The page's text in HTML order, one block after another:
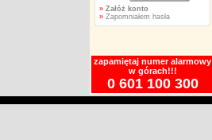
» Załóż konto
» Zapomniałem hasła
zapamiętaj numer alarmowy
w górach!!!
0 601 100 300